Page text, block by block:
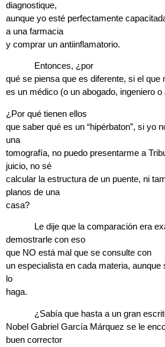
diagnostique,
aunque yo esté perfectamente
a una farmacia
y comprar un antiinflamatorio.
Entonces, ¿por
qué se piensa que es diferente, si el que
es un médico (o un abogado, ingeniero o
¿Por qué tienen ellos
que saber qué es un “hipérbaton”, si yo
una
tomografía, no puedo presentarme a
juicio, no sé
calcular la estructura de un puente, ni
planos de una
casa?
Le dije que la comparación era
demostrarle con eso
que NO está mal que se consulte con
un especialista en cada materia, aunque
lo
haga.
¿Sabía que hasta a un gran
Nobel Gabriel García Márquez se le
buen corrector